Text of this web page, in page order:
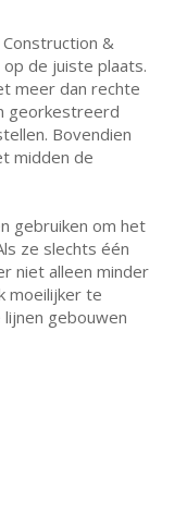
&
de juiste plaats.
meer dan rechte
georkestreerd
Bovendien
midden de
gebruiken om het
ze slechts één
niet alleen minder
moeilijker te
gebouwen